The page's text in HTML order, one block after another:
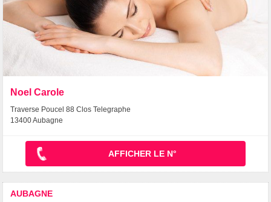
Noel Carole
Traverse Poucel 88 Clos Telegraphe
13400 Aubagne
AFFICHER LE N°
AUBAGNE